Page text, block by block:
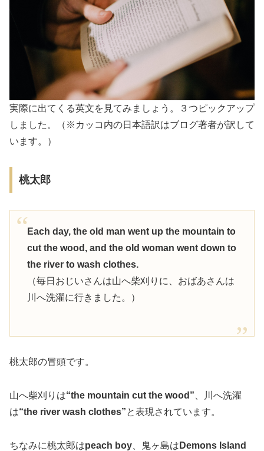
実際に出てくる英文を見てみましょう。３つピックアップ
しました。（※カッコ内の日本語訳はブログ著者が訳して
います。）
桃太郎
Each day, the old man went up the mountain to
cut the wood, and the old woman went down to
the river to wash clothes.
（毎日おじいさんは山へ柴刈りに、おばあさんは
川へ洗濯に行きました。）
桃太郎の冒頭です。
山へ柴刈りは“the mountain cut the wood” 、川へ洗濯
は“the river wash clothes”と表現されています。
ちなみに桃太郎はpeach boy 、鬼ヶ島は Demons Island